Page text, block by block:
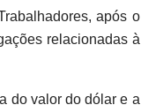
após o
relacionadas à
do valor do dólar e a